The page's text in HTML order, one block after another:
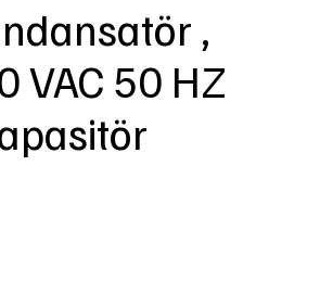
,
VAC 50 HZ